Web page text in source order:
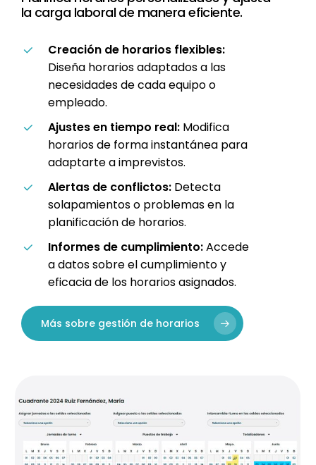
la carga laboral de manera eficiente.
Creación de horarios flexibles:
Diseña horarios adaptados a las
necesidades de cada equipo o
empleado.
Ajustes en tiempo real:Modifica
horarios de forma instantánea para
adaptarte a imprevistos.
Alertas de conflictos:Detecta
solapamientos o problemas en la
planificación de horarios.
Informes de cumplimiento:Accede
a datos sobre el cumplimiento y
eficacia de los horarios asignados.
Más sobre gestión de horarios